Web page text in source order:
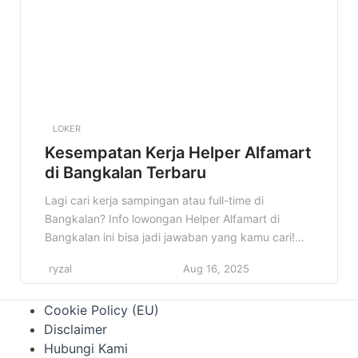
LOKER
Kesempatan Kerja Helper Alfamart
di Bangkalan Terbaru
Lagi cari kerja sampingan atau full-time di
Bangkalan? Info lowongan Helper Alfamart di
Bangkalan ini bisa jadi jawaban yang kamu cari!
penghasilan tambahan atau memulai karir di
Alfamart adalah salah satu jaringan minimarket
terbesar di Indonesia yang terus berkembang.
Dengan menjadi […]
ryzal Aug 16, 2025
Cookie Policy (EU)
Disclaimer
Hubungi Kami